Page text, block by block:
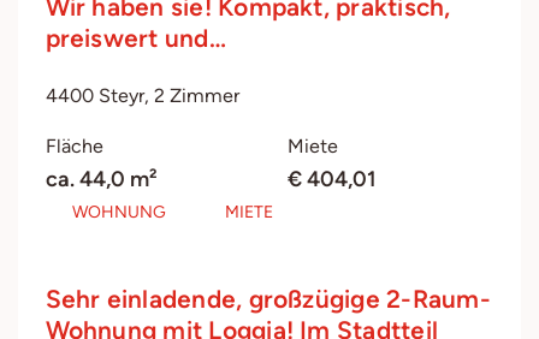
Wir haben sie! Kompakt, praktisch,
preiswert und…
4400 Steyr, 2 Zimmer
Fläche
ca. 44,0 m²
Miete
€ 404,01
WOHNUNG MIETE
Sehr einladende, großzügige 2-Raum-
Wohnung mit Loggia! Im Stadtteil